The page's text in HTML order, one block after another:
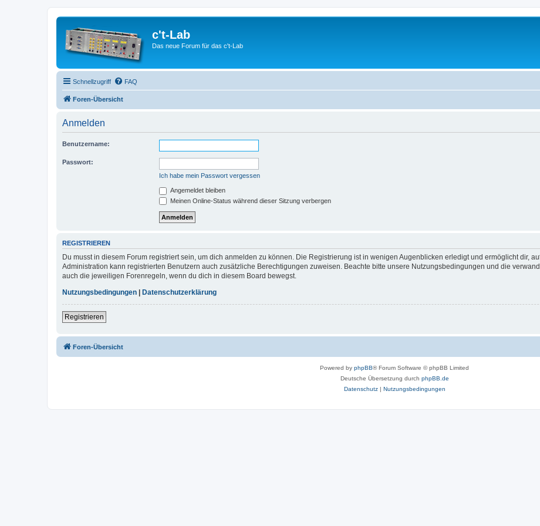
c't-Lab
Das neue Forum für das c't-Lab
Schnellzugriff FAQ
Foren-Übersicht
Anmelden
Benutzername:
Passwort:
Ich habe mein Passwort vergessen
Angemeldet bleiben
Meinen Online-Status während dieser Sitzung verbergen
REGISTRIEREN
Du musst in diesem Forum registriert sein, um dich anmelden zu können. Die Registrierung ist in wenigen Augenblicken erledigt und ermöglicht dir,
Administration kann registrierten Benutzern auch zusätzliche Berechtigungen zuweisen. Beachte bitte unsere Nutzungsbedingungen und die
auch die jeweiligen Forenregeln, wenn du dich in diesem Board bewegst.
Nutzungsbedingungen | Datenschutzerklärung
Registrieren
Foren-Übersicht
Powered by phpBB® Forum Software © phpBB Limited
Deutsche Übersetzung durch phpBB.de
Datenschutz| Nutzungsbedingungen